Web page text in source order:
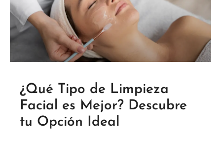
¿Qué Tipo de Limpieza
Facial es Mejor? Descubre
tu Opción Ideal